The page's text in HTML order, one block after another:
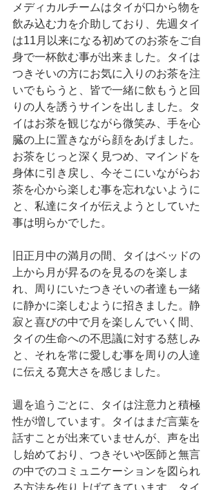
メディカルチームはタイが口から物を
飲み込む力を介助しており、先週タイ
は11月以来になる初めてのお茶をご自
身で一杯飲む事が出来ました。タイは
つきそいの方にお気に入りのお茶を注
いでもらうと、皆で一緒に飲もうと回
りの人を誘うサインを出しました。タ
イはお茶を観じながら微笑み、手を心
臓の上に置きながら顔をあげました。
お茶をじっと深く見つめ、マインドを
身体に引き戻し、今そこにいながらお
茶を心から楽しむ事を忘れないように
と、私達にタイが伝えようとしていた
事は明らかでした。
旧正月中の満月の間、タイはベッドの
上から月が昇るのを見るのを楽しま
れ、周りにいたつきそいの者達も一緒
に静かに楽しむように招きました。静
寂と喜びの中で月を楽しんでいく間、
タイの生命への不思議に対する慈しみ
と、それを常に愛しむ事を周りの人達
に伝える寛大さを感じました。
週を追うごとに、タイは注意力と積極
性が増しています。タイはまだ言葉を
話すことが出来ていませんが、声を出
し始めており、つきそいや医師と無言
の中でのコミュニケーションを図られ
る方法を作り上げてきています。タイ